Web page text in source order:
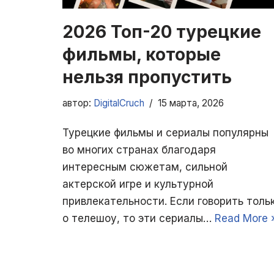
2026 Топ-20 турецкие
фильмы, которые
нельзя пропустить
автор: DigitalCruch 15 марта, 2026
Турецкие фильмы и сериалы популярны
во многих странах благодаря
интересным сюжетам, сильной
актерской игре и культурной
привлекательности. Если говорить
о телешоу, то эти сериалы… Read More